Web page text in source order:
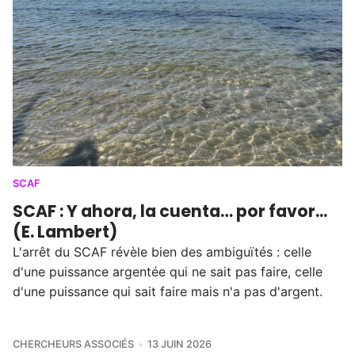
SCAF
SCAF : Y ahora, la cuenta… por favor...
(E. Lambert)
L'arrêt du SCAF révèle bien des ambiguïtés : celle
d'une puissance argentée qui ne sait pas faire, celle
d'une puissance qui sait faire mais n'a pas d'argent.
CHERCHEURS ASSOCIÉS 13 JUIN 2026